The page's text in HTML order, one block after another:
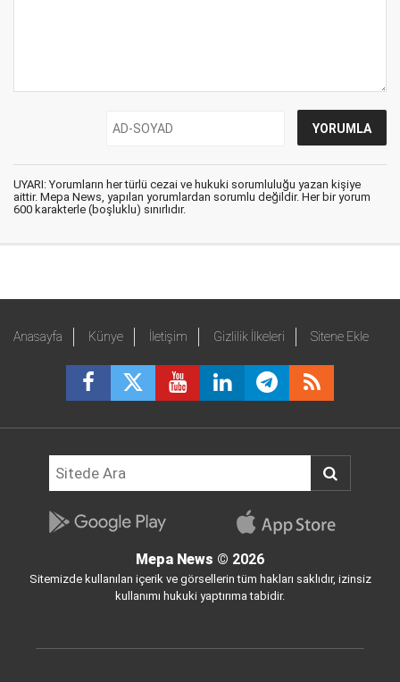
UYARI: Yorumların her türlü cezai ve hukuki sorumluluğu yazan kişiye
aittir. Mepa News, yapılan yorumlardan sorumlu değildir. Her bir yorum
600 karakterle (boşluklu) sınırlıdır.
Anasayfa Künye İletişim Gizlilik İlkeleri Sitene Ekle
Mepa News © 2026
Sitemizde kullanılan içerik ve görsellerin tüm hakları saklıdır, izinsiz
kullanımı hukuki yaptırıma tabidir.